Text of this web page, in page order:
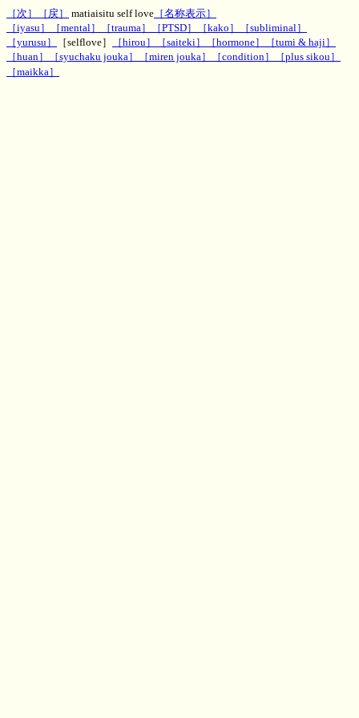
［次］ ［戻］ matiaisitu self love ［名称表示］
［iyasu］
［mental］ ［trauma］ ［PTSD］ ［kako］
［subliminal］
［yurusu］
［selflove］ ［hirou］ ［saiteki］ ［hormone］
［tumi & haji］
［huan］
［syuchaku jouka］ ［miren jouka］ ［condition］
［plus sikou］
［maikka］